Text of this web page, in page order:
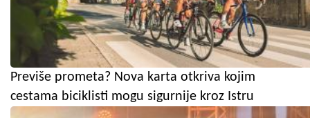
Previše prometa? Nova karta otkriva kojim
cestama biciklisti mogu sigurnije kroz Istru